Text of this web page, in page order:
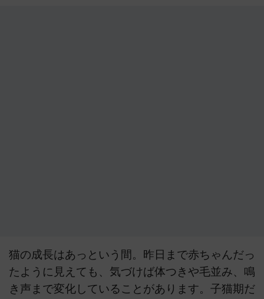
猫の成長はあっという間。昨日まで赤ちゃんだっ
たように見えても、気づけば体つきや毛並み、鳴
き声まで変化していることがあります。子猫期だ